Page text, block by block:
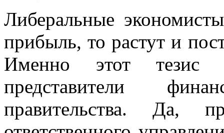
Либеральные
прибыль, то растут и
Именно этот тезис
представители
правительства. Да,